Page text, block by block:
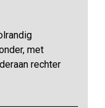
met
rechter